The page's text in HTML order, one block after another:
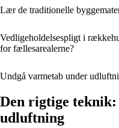
Lær de traditionelle
Vedligeholdelsespligt i
for fællesarealerne?
Undgå varmetab under
Den rigtige
udluftning